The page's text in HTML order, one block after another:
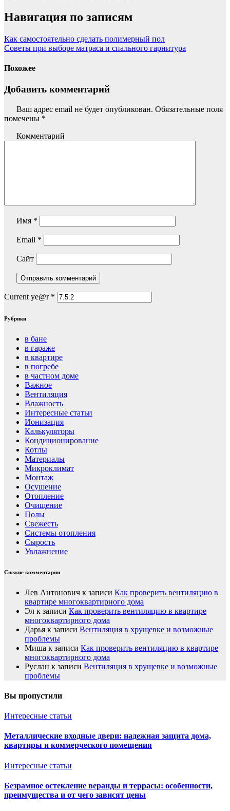
Навигация по записям
Как самостоятельно сделать полимерный пол
Советы при выборе матраса и спального гарнитура
Похожее
Добавить комментарий
Ваш адрес email не будет опубликован. Обязательные поля
помечены *
Комментарий
Имя *
Email *
Сайт
Current ye@r *
Рубрики
в бане
в гараже
в квартире
в погребе
в частном доме
Важное
Вентиляция
Влажность
Интересные статьи
Ионизация
Калькуляторы
Кондиционирование
Котлы
Материалы
Микроклимат
Монтаж
Осушение
Отопление
Очищение
Полы
Свежесть
Системы отопления
Сырость
Увлажнение
Свежие комментарии
Лев Антонович к записи Как проверить вентиляцию в
квартире многоквартирного дома
Эл к записи Как проверить вентиляцию в квартире
многоквартирного дома
Дарья к записи Вентиляция в хрущевке и возможные
проблемы
Миша к записи Как проверить вентиляцию в квартире
многоквартирного дома
Руслан к записи Вентиляция в хрущевке и возможные
проблемы
Вы пропустили
Интересные статьи
Металлические входные двери: надежная защита дома,
квартиры и коммерческого помещения
Интересные статьи
Безрамное остекление веранды и террасы: особенности,
преимущества и от чего зависят цены